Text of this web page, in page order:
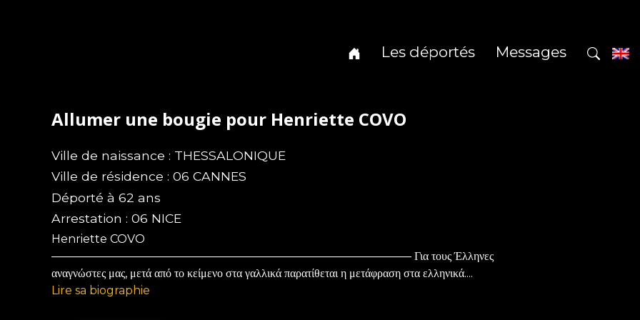
Les déportés Messages
Allumer une bougie pour Henriette COVO
Ville de naissance : THESSALONIQUE
Ville de résidence : 06 CANNES
Déporté à 62 ans
Arrestation : 06 NICE
Henriette COVO
———————————————————————————————– Για τους Έλληνες
αναγνώστες μας, μετά από το κείμενο στα γαλλικά παρατίθεται η μετάφραση στα ελληνικά....
Lire sa biographie